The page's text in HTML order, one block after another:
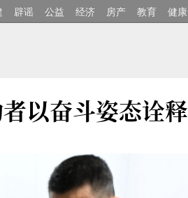
辟谣 公益 经济 房产 教育 健康
以奋斗姿态诠